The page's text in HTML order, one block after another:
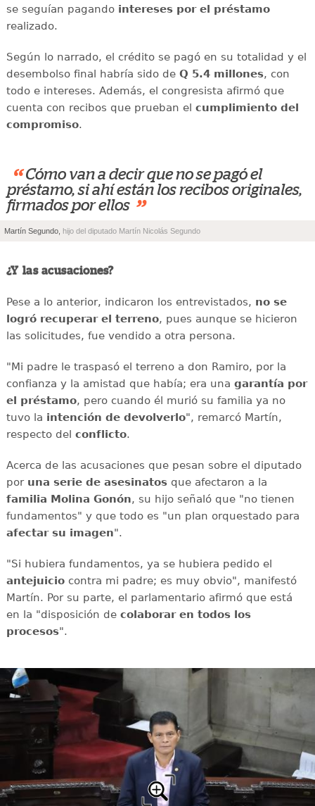
se seguían pagandointereses por el préstamo
realizado.
Según lo narrado, el crédito se pagó en su totalidad y el
desembolso final habría sido de Q 5.4 millones, con
todo e intereses. Además, el congresista afirmó que
cuenta con recibos que prueban el cumplimiento del
compromiso.
“ Cómo van a decir que no se pagó el
préstamo, si ahí están los recibos originales,
firmados por ellos ”
Martín Segundo, hijo del diputado Martín Nicolás Segundo
¿Y las acusaciones?
Pese a lo anterior, indicaron los entrevistados, no se
logró recuperar el terreno, pues aunque se hicieron
las solicitudes, fue vendido a otra persona.
"Mi padre le traspasó el terreno a don Ramiro, por la
confianza y la amistad que había; era una garantía por
el préstamo, pero cuando él murió su familia ya no
tuvo la intención de devolverlo", remarcó Martín,
respecto del conflicto.
Acerca de las acusaciones que pesan sobre el diputado
poruna serie de asesinatosque afectaron a la
familia Molina Gonón, su hijo señaló que "no tienen
fundamentos" y que todo es "un plan orquestado para
afectar su imagen".
"Si hubiera fundamentos, ya se hubiera pedido el
antejuiciocontra mi padre; es muy obvio", manifestó
Martín. Por su parte, el parlamentario afirmó que está
en la "disposición decolaborar en todos los
procesos".